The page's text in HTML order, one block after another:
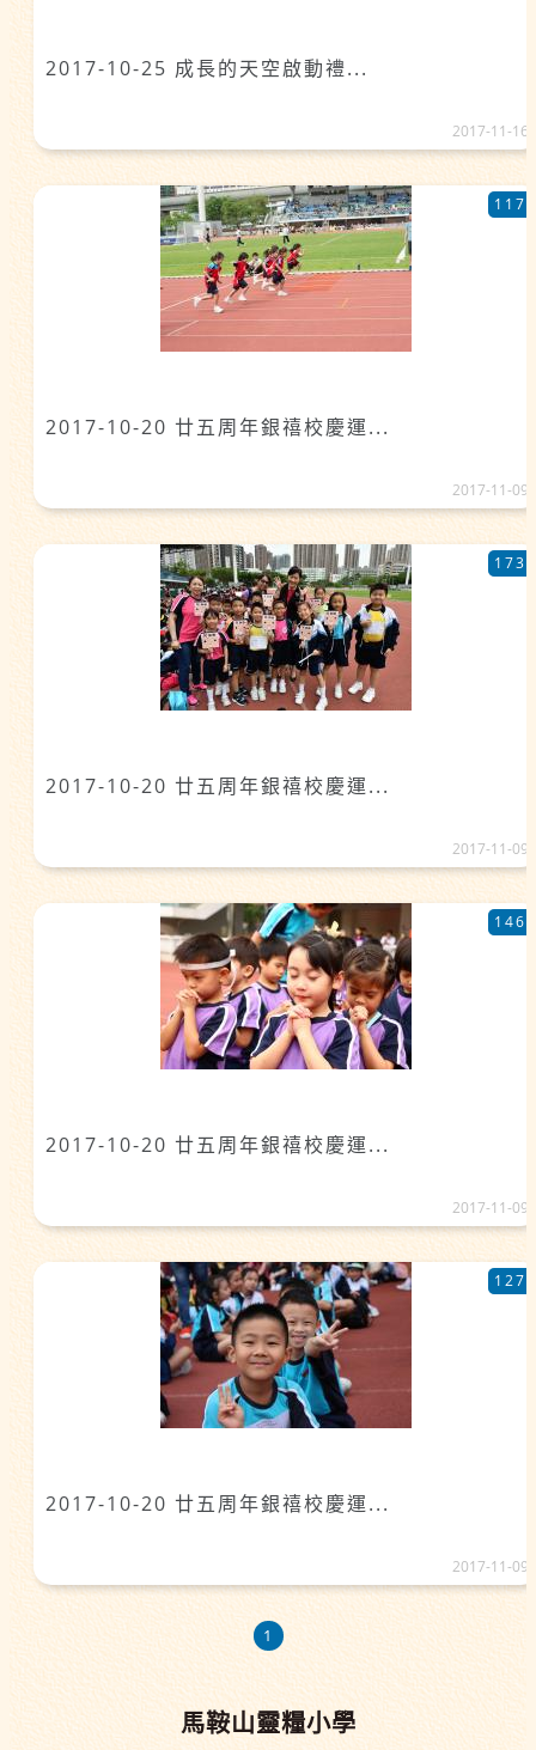
2017-10-25 成長的天空啟動禮...
2017-11-16
2017-10-20 廿五周年銀禧校慶運...
117
2017-11-09
2017-10-20 廿五周年銀禧校慶運...
173
2017-11-09
2017-10-20 廿五周年銀禧校慶運...
146
2017-11-09
2017-10-20 廿五周年銀禧校慶運...
127
2017-11-09
1
馬鞍山靈糧小學